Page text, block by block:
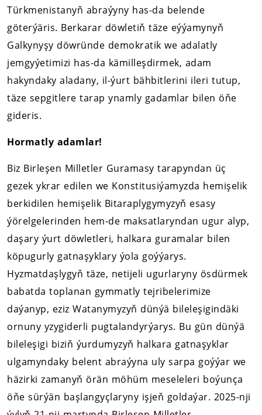
Türkmenistanyň abraýyny has-da belende
göterýäris. Berkarar döwletiň täze eýýamynyň
Galkynyşy döwründe demokratik we adalatly
jemgyýetimizi has-da kämilleşdirmek, adam
hakyndaky aladany, il-ýurt bähbitlerini ileri tutup,
täze sepgitlere tarap ynamly gadamlar bilen öňe
gideris.
Hormatly adamlar!
Biz Birleşen Milletler Guramasy tarapyndan üç
gezek ykrar edilen we Konstitusiýamyzda hemişelik
berkidilen hemişelik Bitaraplygymyzyň esasy
ýörelgelerinden hem-de maksatlaryndan ugur alyp,
daşary ýurt döwletleri, halkara guramalar bilen
köpugurly gatnaşyklary ýola goýýarys.
Hyzmatdaşlygyň täze, netijeli ugurlaryny ösdürmek
babatda toplanan gymmatly tejribelerimize
daýanyp, eziz Watanymyzyň dünýä bileleşigindäki
ornuny yzygiderli pugtalandyrýarys. Bu gün dünýä
bileleşigi biziň ýurdumyzyň halkara gatnaşyklar
ulgamyndaky belent abraýyna uly sarpa goýýar we
häzirki zamanyň örän möhüm meseleleri boýunça
öňe sürýän başlangyçlaryny işjeň goldaýar. 2025-nji